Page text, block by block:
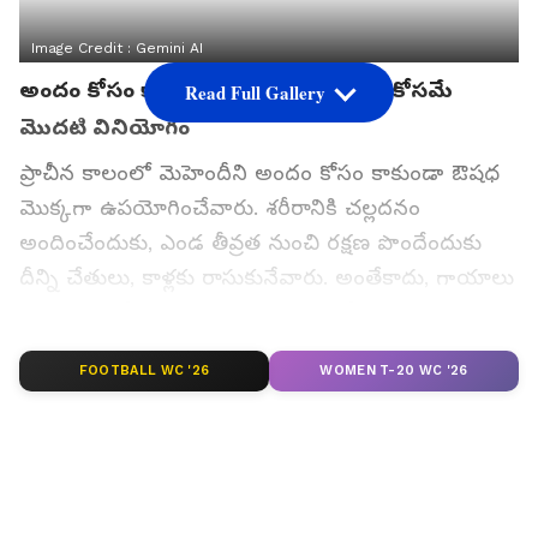
Image Credit :Gemini AI
అందం కోసం కాదు.. ఆరోగ్య ప్రయోజనాల కోసమే
మొదటి వినియోగం
ప్రాచీన కాలంలో మెహెందీని అందం కోసం కాకుండా ఔషధ
మొక్కగా ఉపయోగించేవారు. శరీరానికి చల్లదనం
అందించేందుకు, ఎండ తీవ్రత నుంచి రక్షణ పొందేందుకు
దీన్ని చేతులు, కాళ్లకు రాసుకునేవారు. అంతేకాదు, గాయాలు
బలంగా పెరగడానికి కూడా మెహెందీని సహజ ఔషధంగా
వినియోగించేవారు. అందుకే దీనికి ఆయుర్వేదంలో కూడా
Read Full Gallery
FOOTBALL WC '26 WOMEN T-20 WC '26